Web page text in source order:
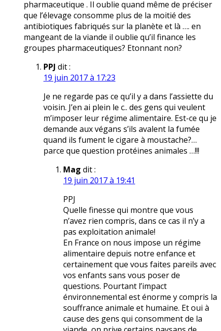
pharmaceutique . Il oublie quand même de préciser
que l’élevage consomme plus de la moitié des
antibiotiques fabriqués sur la planète et là …. en
mangeant de la viande il oublie qu’il finance les
groupes pharmaceutiques? Etonnant non?
PPJ dit :
19 juin 2017 à 17:23
Je ne regarde pas ce qu’il y a dans l’assiette du
voisin. J’en ai plein le c.. des gens qui veulent
m’imposer leur régime alimentaire. Est-ce qu je
demande aux végans s’ils avalent la fumée
quand ils fument le cigare à moustache?…
parce que question protéines animales …!!!
Mag dit :
19 juin 2017 à 19:41
PPJ
Quelle finesse qui montre que vous
n’avez rien compris, dans ce cas il n’y a
pas exploitation animale!
En France on nous impose un régime
alimentaire depuis notre enfance et
certainement que vous faites pareils avec
vos enfants sans vous poser de
questions. Pourtant l’impact
énvironnemental est énorme y compris la
souffrance animale et humaine. Et oui à
cause des gens qui consomment de la